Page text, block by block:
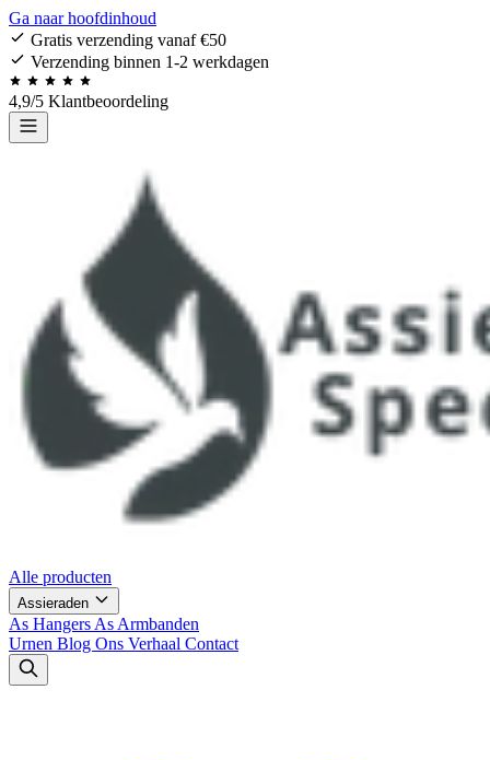
Ga naar hoofdinhoud
Gratis verzending vanaf €50
Verzending binnen 1-2 werkdagen
4,9/5 Klantbeoordeling
Alle producten
Assieraden
As Hangers As Armbanden
Urnen Blog Ons Verhaal Contact